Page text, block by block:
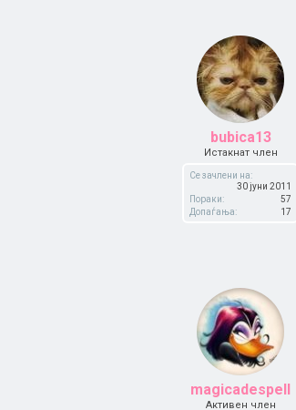
bubica13
Истакнат член
Се зачлени на:
30 јуни 2011
Пораки:
57
Допаѓања:
17
magicadespell
Активен член